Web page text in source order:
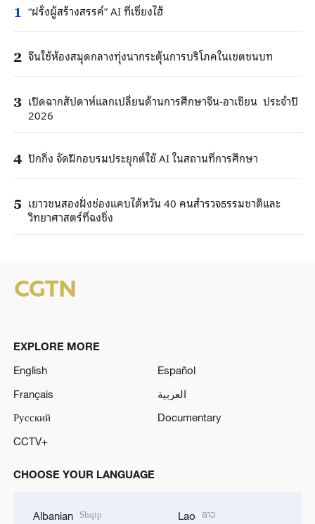
1 “ฝรั่งผู้สร้างสรรค์” AI ที่เซี่ยงไฮ้
2 จีนใช้ห้องสมุดกลางทุ่งนากระตุ้นการบริโภคในเขตชนบท
3 เปิดฉากสัปดาห์แลกเปลี่ยนด้านการศึกษาจีน-อาเซียน ประจำปี
2026
4 ปักกิ่ง จัดฝึกอบรมประยุกต์ใช้ AI ในสถานที่การศึกษา
5 เยาวชนสองฝั่งช่องแคบไต้หวัน 40 คนสำรวจธรรมชาติและ
วิทยาศาสตร์ที่ฉงชิ่ง
EXPLORE MORE
English
Español
Français
العربية
Русский
Documentary
CCTV+
CHOOSE YOUR LANGUAGE
Albanian Shqip Lao ລາວ